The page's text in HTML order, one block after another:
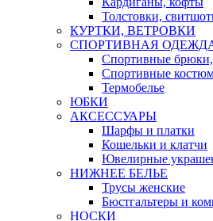
Толстовки,
КУРТКИ, ВЕТРОВКИ
СПОРТИВНАЯ
Спортивные брюки,
Спортивные
Термобелье
ЮБКИ
AКСЕССУАРЫ
Шарфы и платки
Кошельки и клатчи
Ювелирные
НИЖНЕЕ БЕЛЬЕ
Трусы женские
Бюстгальтеры и
НОСКИ